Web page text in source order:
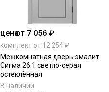
ценаот 7 056 ₽
комплект от 12 254 ₽
Межкомнатная дверь эмалит
Сигма 26.1 светло-серая
остеклённая
В наличии